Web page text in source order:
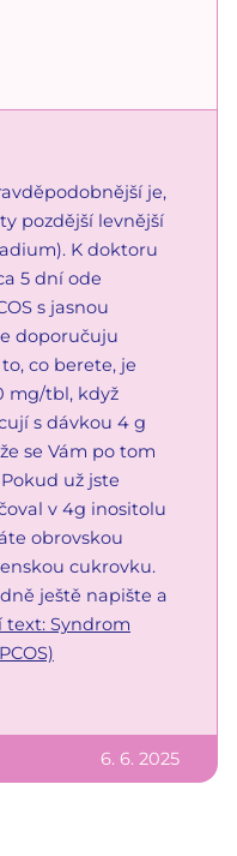
je,
pozdější levnější
K doktoru
5 dní ode
s jasnou
doporučuju
co berete, je
mg/tbl, když
s dávkou 4 g
se Vám po tom
už jste
v 4g inositolu
obrovskou
cukrovku.
ještě napište a
text: Syndrom
6. 6. 2025